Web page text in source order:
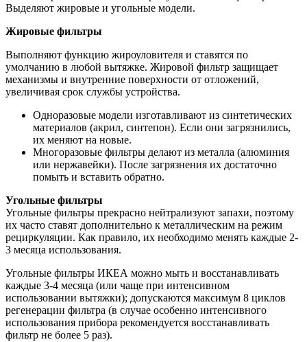
Выделяют жировые и угольные модели.
Жировые фильтры
Выполняют функцию жироуловителя и ставятся по
умолчанию в любой вытяжке. Жировой фильтр защищает
механизмы и внутренние поверхности от отложений,
увеличивая срок службы устройства.
Одноразовые модели изготавливают из синтетических
материалов (акрил, синтепон). Если они загрязнились,
их меняют на новые.
Многоразовые фильтры делают из металла (алюминия
или нержавейки). После загрязнения их достаточно
помыть и вставить обратно.
Угольные фильтры
Угольные фильтры прекрасно нейтрализуют запахи, поэтому
их часто ставят дополнительно к металлическим на режим
рециркуляции. Как правило, их необходимо менять каждые 2-
3 месяца использования.
Угольные фильтры ИКЕА можно мыть и восстанавливать
каждые 3-4 месяца (или чаще при интенсивном
использовании вытяжки); допускаются максимум 8 циклов
регенерации фильтра (в случае особенно интенсивного
использования прибора рекомендуется восстанавливать
фильтр не более 5 раз).